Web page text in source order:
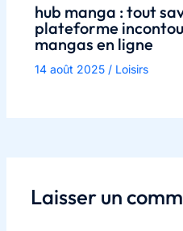
hub manga : tout
plateforme
mangas en ligne
14 août 2025 / Loisirs
Laisser un